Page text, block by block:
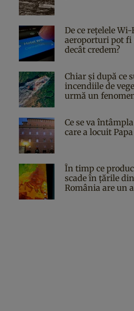
De ce rețelele
aeroporturi pot fi
decât credem?
Chiar și după ce
incendiile de
urmă un
Ce se va
care a locuit
În timp ce
scade în țările
România are un